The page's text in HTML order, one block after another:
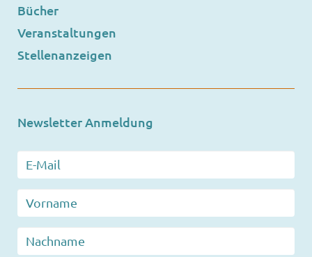
Bücher
Veranstaltungen
Stellenanzeigen
Newsletter Anmeldung